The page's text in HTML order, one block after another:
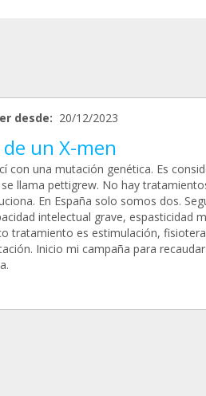
desde: 20/12/2023
un X-men
con una mutación genética. Es
llama pettigrew. No hay
En España solo somos dos.
intelectual grave, espasticidad
tratamiento es estimulación,
Inicio mi campaña para